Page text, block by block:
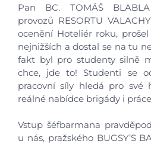
Úvod
Aktuálně
Škola
Studium
Pan BC. TOMÁŠ
provozů RESORTU
ocenění Hoteliér roku,
nejnižších a dostal se na tu
fakt byl pro studenty silně
chce, jde to! Studenti se
pracovní síly hledá pro své
reálné nabídce brigády i
Vstup šéfbarmana
u nás, pražského BUGSY’S